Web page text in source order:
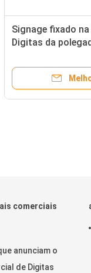
Signage fixado na
Digitas da
comerciais
anunciam o
de Digitas